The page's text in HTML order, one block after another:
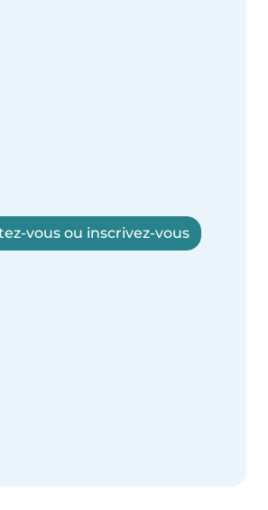
vous ou inscrivez-vous